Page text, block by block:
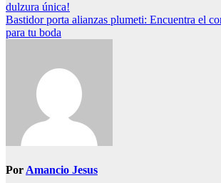
dulzura única!
Bastidor porta alianzas plumeti: Encuentra el
para tu boda
Por Amancio Jesus